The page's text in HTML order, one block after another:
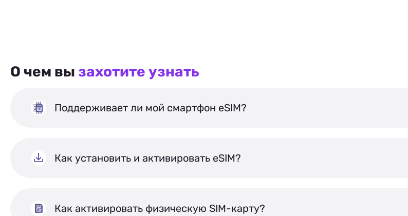
О чем вы захотите узнать
Поддерживает ли мой смартфон eSIM?
Как установить и активировать eSIM?
Как активировать физическую SIM-карту?